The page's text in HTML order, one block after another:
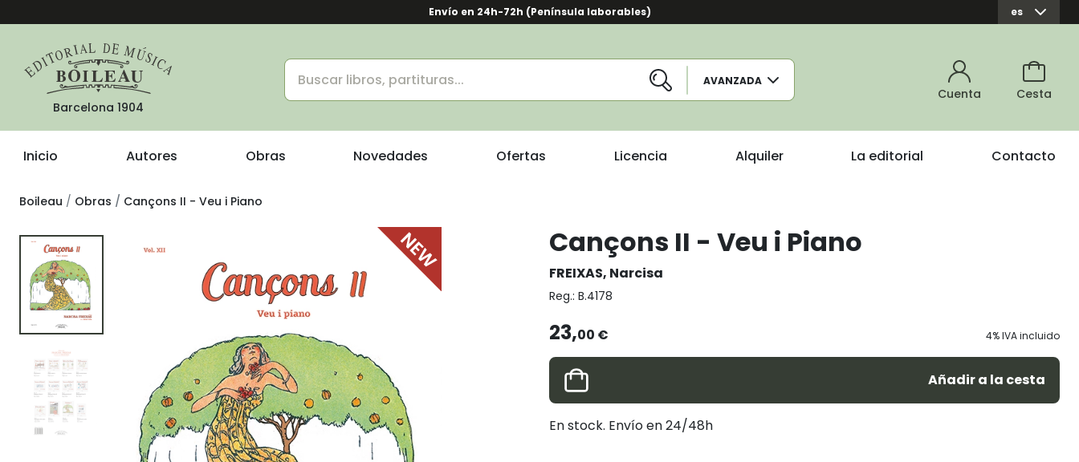
Envío en 24h-72h (Península laborables) es
Barcelona 1904
AVANZADA
Cuenta Cesta
Inicio Autores Obras Novedades Ofertas Licencia Alquiler La editorial Contacto
Boileau Obras Cançons II - Veu i Piano
Cançons II - Veu i Piano
FREIXAS, Narcisa
Reg.: B.4178
23,00 € 4% IVA incluido
Añadir a la cesta
En stock. Envío en 24/48h